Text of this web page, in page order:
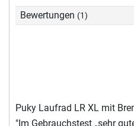
Bewertungen (1)
Puky Laufrad LR XL mit
"Im Gebrauchstest „sehr